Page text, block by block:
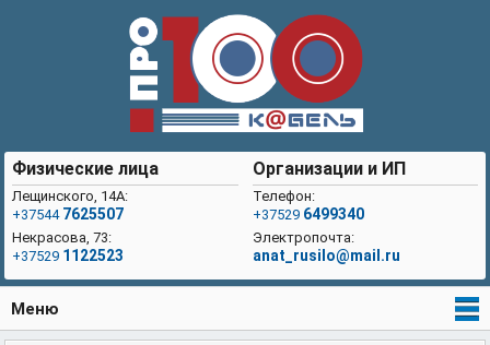
Физические лица
Лещинского, 14А:
+37544 7625507
Некрасова, 73:
+37529 1122523
Организации и ИП
Телефон:
+37529 6499340
Электропочта:
anat_rusilo@mail.ru
Меню